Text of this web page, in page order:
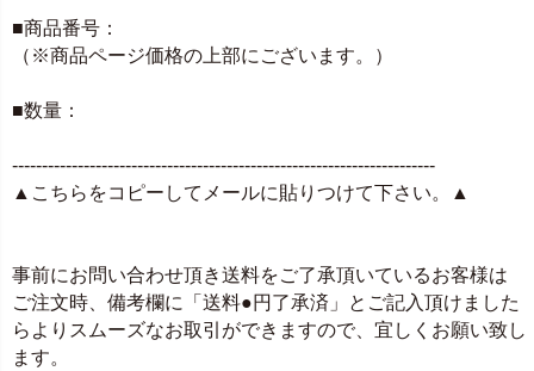
■商品番号：
（※商品ページ価格の上部にございます。）
■数量：
-----------------------------------------------------------------------
▲こちらをコピーしてメールに貼りつけて下さい。▲
事前にお問い合わせ頂き送料をご了承頂いているお客様は
ご注文時、備考欄に「送料●円了承済」とご記入頂けました
らよりスムーズなお取引ができますので、宜しくお願い致し
ます。